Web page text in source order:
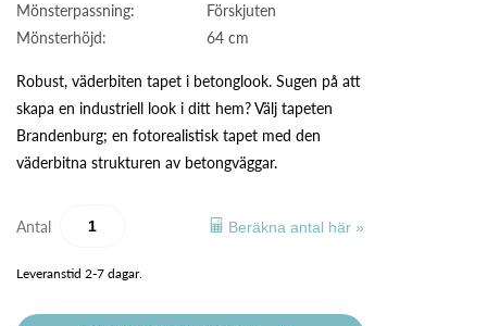
Mönsterpassning:
Förskjuten
Mönsterhöjd:
64 cm
Robust, väderbiten tapet i betonglook. Sugen på att
skapa en industriell look i ditt hem? Välj tapeten
Brandenburg; en fotorealistisk tapet med den
väderbitna strukturen av betongväggar.
Antal Beräkna antal här »
Leveranstid 2-7 dagar.